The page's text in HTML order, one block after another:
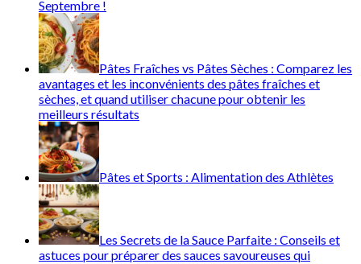
Septembre !
Pâtes Fraîches vs Pâtes Sèches : Comparez les
avantages et les inconvénients des pâtes fraîches et
sèches, et quand utiliser chacune pour obtenir les
meilleurs résultats
Pâtes et Sports : Alimentation des Athlètes
Les Secrets de la Sauce Parfaite : Conseils et
astuces pour préparer des sauces savoureuses qui